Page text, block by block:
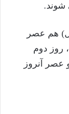
شوند.
رده سنی امید(زیر ۲۱ سال) هم عصر
روز دوم
عصر آنروز